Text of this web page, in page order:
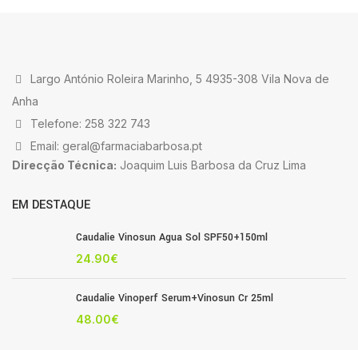
Largo António Roleira Marinho, 5 4935-308 Vila Nova de
Anha
Telefone: 258 322 743
Email: geral@farmaciabarbosa.pt
Direcção Técnica: Joaquim Luis Barbosa da Cruz Lima
EM DESTAQUE
Caudalie Vinosun Agua Sol SPF50+150ml
24.90€
Caudalie Vinoperf Serum+Vinosun Cr 25ml
48.00€